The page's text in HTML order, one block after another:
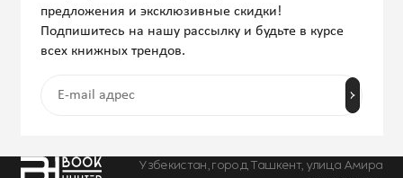
Узбекистан, город Ташкент, улица Амира
предложения и эксклюзивные скидки!
Подпишитесь на нашу рассылку и будьте в курсе
всех книжных трендов.